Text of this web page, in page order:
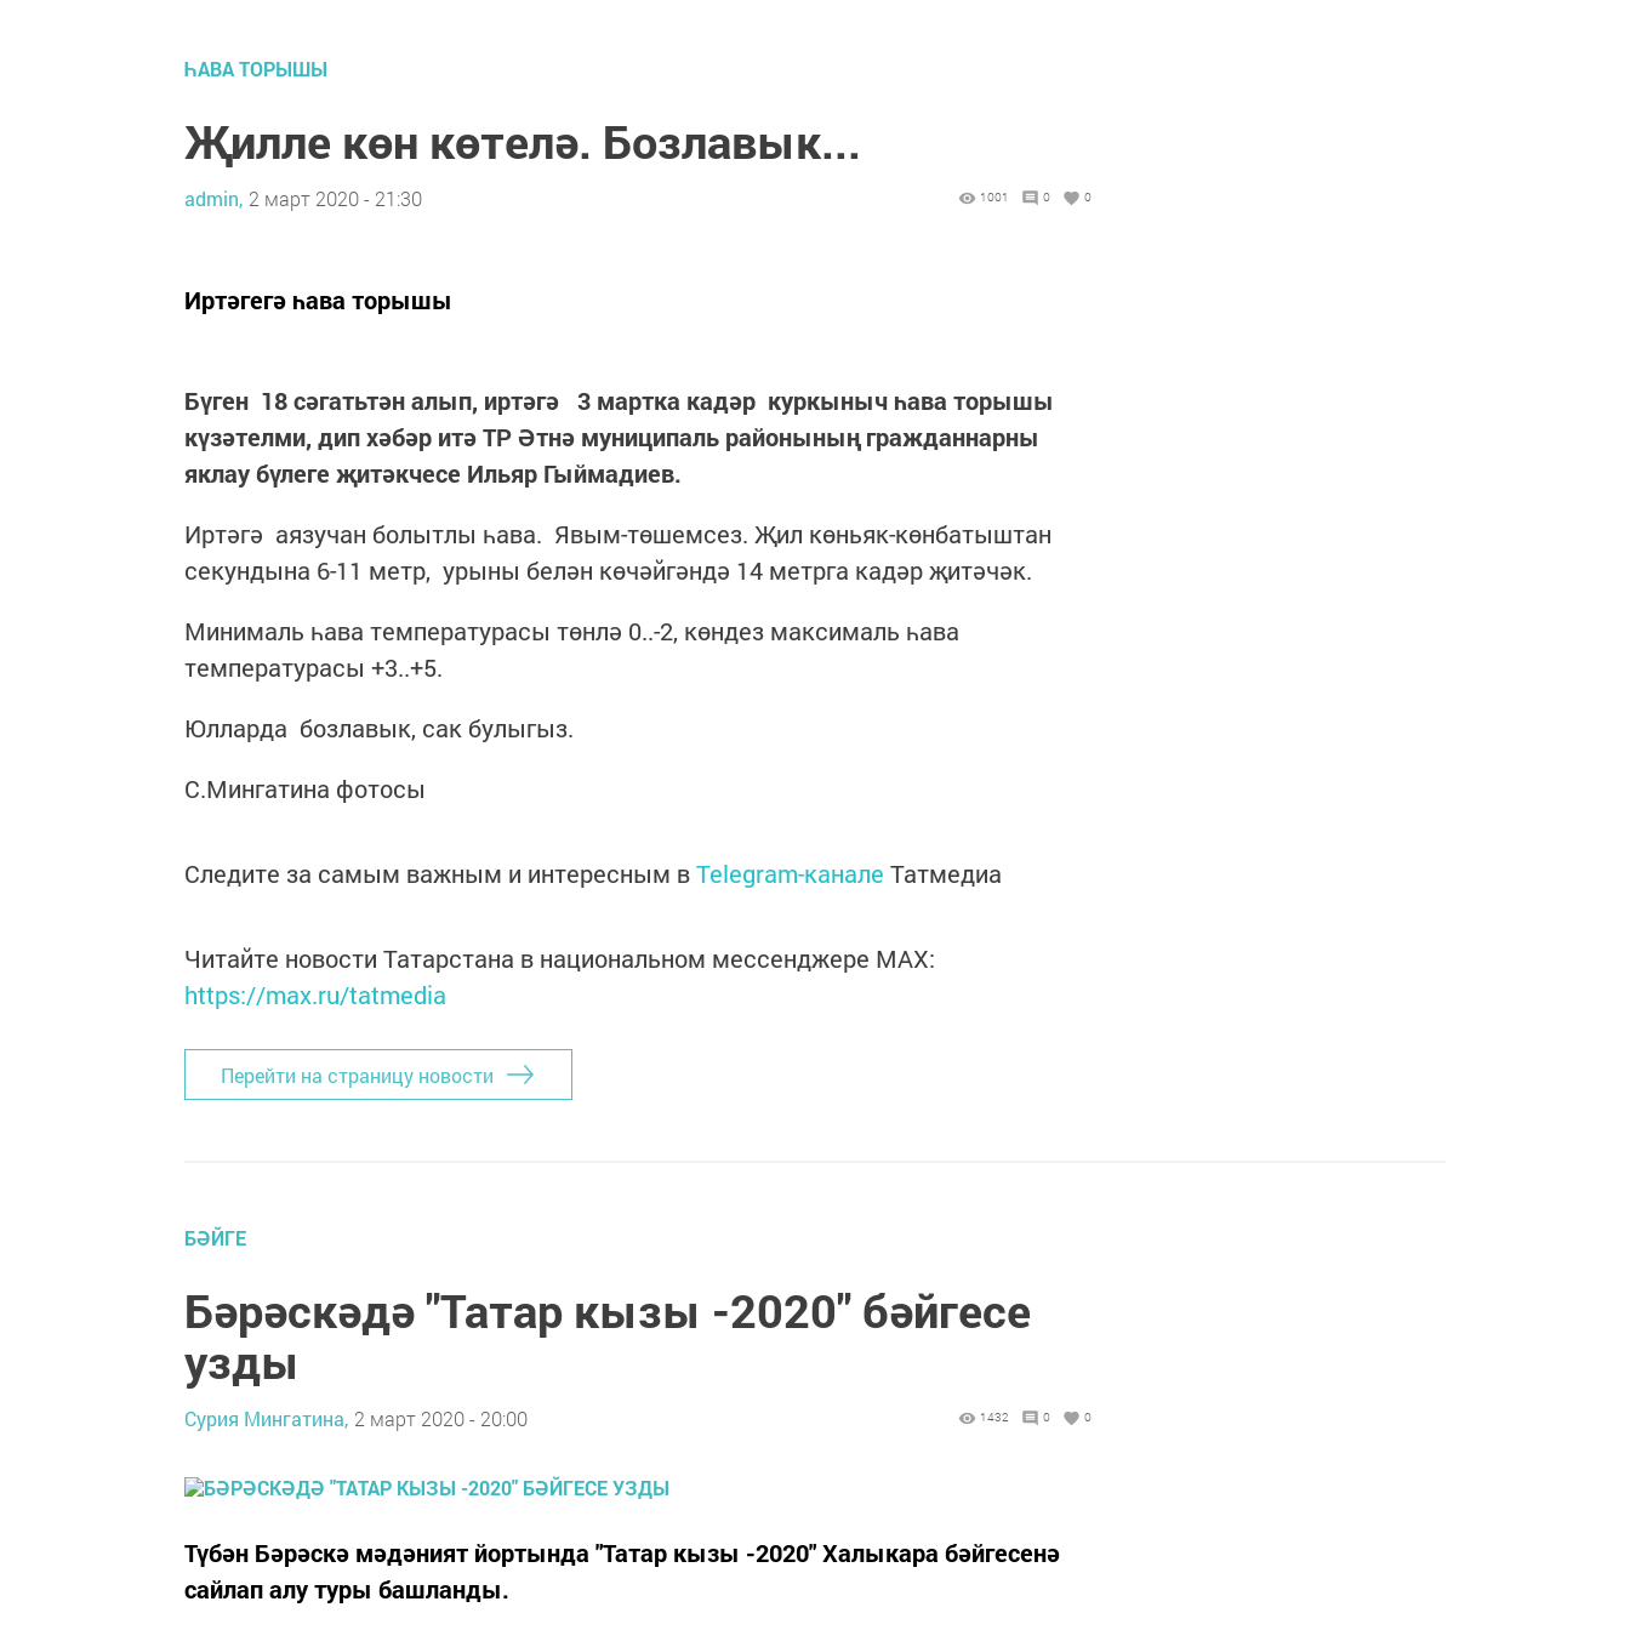
ҺАВА ТОРЫШЫ
Җилле көн көтелә. Бозлавык...
admin, 2 март 2020 - 21:30 1001 0 0
Иртәгегә һава торышы
Бүген 18 сәгатьтән алып, иртәгә 3 мартка кадәр куркыныч һава торышы
күзәтелми, дип хәбәр итә ТР Әтнә муниципаль районының гражданнарны
яклау бүлеге җитәкчесе Ильяр Гыймадиев.
Иртәгә аязучан болытлы һава. Явым-төшемсез. Җил көньяк-көнбатыштан
секундына 6-11 метр, урыны белән көчәйгәндә 14 метрга кадәр җитәчәк.
Минималь һава температурасы төнлә 0..-2, көндез максималь һава
температурасы +3..+5.
Юлларда бозлавык, сак булыгыз.
С.Мингатина фотосы
Следите за самым важным и интересным вTelegram-канале Татмедиа
Читайте новости Татарстана в национальном мессенджере MАХ:
https://max.ru/tatmedia
Перейти на страницу новости
БӘЙГЕ
Бәрәскәдә "Татар кызы -2020" бәйгесе
узды
Сурия Мингатина, 2 март 2020 - 20:00 1432 0 0
Түбән Бәрәскә мәдәният йортында "Татар кызы -2020" Халыкара бәйгесенә
сайлап алу туры башланды.